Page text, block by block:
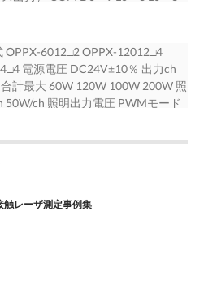
+対応照明との接続時のみ
の個体管理 FALUX sensing +対応
累積点灯時間 を取得可能です。
ので、 別のOPPXに接続しても確
入れ替えたり、新しい照明が追加
接続されているのかを上位 ! PLC
75,000円 ・ 透明カバー モニタリ
） OPB-X15030□ フィードバック
円 ・ 延長ケーブル OPB-X22530□
・ 太線延長ケーブル □：
はWEBサイトをご覧ください。
明色】赤色・赤外光 【サイズ】
ズ互換）の長さ50～600mm、
力を使用する場合 ※5V入力を使
設定が必要 入力端子 切り替え
（高速応答端子） SYNC1～4
3ｋΩ 受信 受信 回路 回路 出力
機器 IN USER1～6 検出回路 外部制
RS-232C端子 RS-232C端
3pin RX TXD 通信 通信 Dsub9
【DC24V電源容量】 接続する
要容量以上のDC24V電源を選定
プション 以下グラフをご参照く
用される場合、それら機器の特性
6012□2 OPPX-12012□4
電源電圧 DC24V±10％ 出力ch
計最大 60W 120W 100W 200W 照
50W/ch 照明出力電圧 PWMモード
モード（ch当たり最大） 2.5A/ch
光方式 PWM調光方式 周波数：
光方式 周波数： 100kHz,130kHz
トロボ 発光時間 PWM周波数
（20μsステップ）、1ms～
周波数100kHz,100kHz DC設定
触レーザ測定事例集